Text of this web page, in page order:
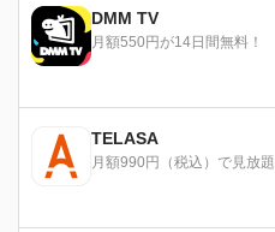
DMM TV
月額550円が14日間無料！
TELASA
月額990円（税込）で見放題